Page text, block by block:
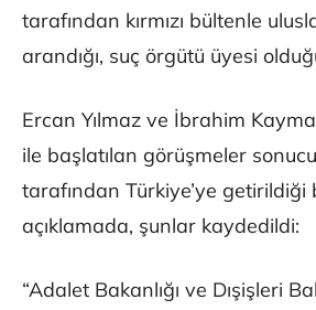
tarafından kırmızı bültenle
arandığı, suç örgütü üyesi
Ercan Yılmaz ve İbrahim
ile başlatılan görüşmeler
tarafından Türkiye’ye getirildiği
açıklamada, şunlar kaydedildi:
“Adalet Bakanlığı ve Dışişleri